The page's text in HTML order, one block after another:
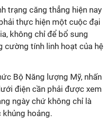
trạng căng thẳng hiện nay
thực hiện một cuộc đại
không chỉ để bổ sung
cường tính linh hoạt của hệ
Bộ Năng lượng Mỹ, nhấn
điện cần phải được xem
ngày chứ không chỉ là
hoảng.